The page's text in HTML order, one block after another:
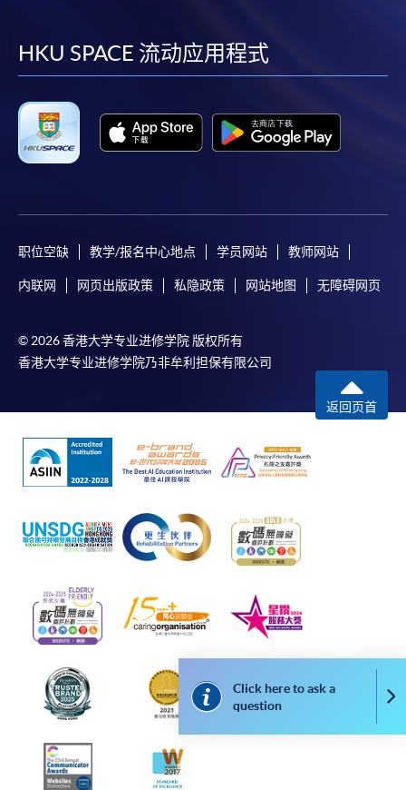
enrolment in the same programme, if online service is
offered.
For first time enrolment
Complete the online application form
on the top right-hand corner of the
application, and then follow the instructions to fill
in the online application form.
Some programmes/courses may admit by selection,
and may require applicants to provide electronic
copy of any required documents (e.g. proof of
qualification) as indicated on the
doc, docx, jpg and pdf are supported.
Pay the application or programme/course fees by
either using:
"PPS by Internet"- You will need a PPS account and
a PPS Internet password. For information on how
Internet password, please visit
http://www.ppshk.com
Click here to ask a
question
facebook
youtube
linkedin
HKU SPACE 流动应用程式
职位空缺 教学/报名中心地点 学员网站 教师网站
内联网 网页出版政策 私隐政策 网站地图 无障碍网页
© 2026 香港大学专业进修学院 版权所有
香港大学专业进修学院乃非牟利担保有限公司
返回页首